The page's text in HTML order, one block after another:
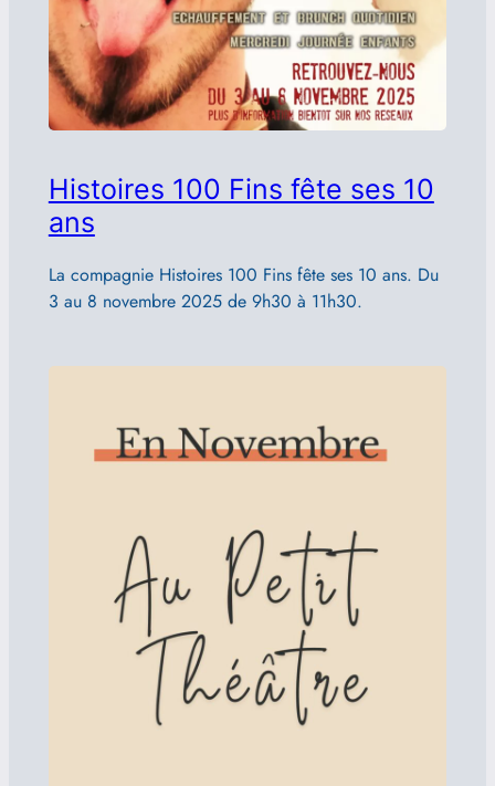
Histoires 100 Fins fête ses 10
ans
La compagnie Histoires 100 Fins fête ses 10 ans. Du
3 au 8 novembre 2025 de 9h30 à 11h30.